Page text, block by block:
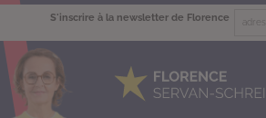
S'inscrire à la newsletter de Florence